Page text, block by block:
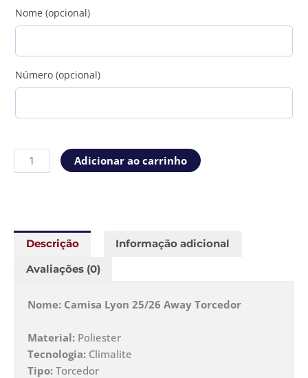
Nome (opcional)
Número (opcional)
quantidade
Adicionar ao carrinho
Descrição Informação adicional
Avaliações (0)
Nome: Camisa Lyon 25/26 Away Torcedor
Material: Poliester
Tecnologia: Climalite
Tipo: Torcedor